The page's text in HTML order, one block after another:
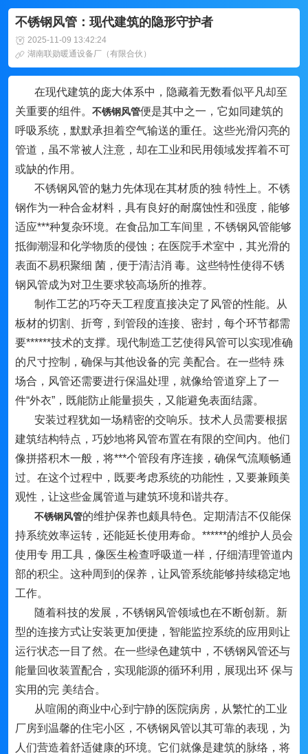
不锈钢风管：现代建筑的隐形守护者
2025-11-09 13:42:24
湖南联勋暖通设备厂（有限合伙）
在现代建筑的庞大体系中，隐藏着无数看似平凡却至
关重要的组件。 不锈钢风管便是其中之一，它如同建筑的
呼吸系统，默默承担着空气输送的重任。这些光滑闪亮的
管道，虽不常被人注意，却在工业和民用领域发挥着不可
或缺的作用。
不锈钢风管的魅力先体现在其材质的独 特性上。不锈
钢作为一种合金材料，具有良好的耐腐蚀性和强度，能够
适应***种复杂环境。在食品加工车间里，不锈钢风管能够
抵御潮湿和化学物质的侵蚀；在医院手术室中，其光滑的
表面不易积聚细 菌，便于清洁消 毒。这些特性使得不锈
钢风管成为对卫生要求较高场所的推荐。
制作工艺的巧夺天工程度直接决定了风管的性能。从
板材的切割、折弯，到管段的连接、密封，每个环节都需
要******技术的支撑。现代制造工艺使得风管可以实现准确
的尺寸控制，确保与其他设备的完 美配合。在一些特 殊
场合，风管还需要进行保温处理，就像给管道穿上了一
件“外衣”，既能防止能量损失，又能避免表面结露。
安装过程犹如一场精密的交响乐。技术人员需要根据
建筑结构特点，巧妙地将风管布置在有限的空间内。他们
像拼搭积木一般，将***个管段有序连接，确保气流顺畅通
过。在这个过程中，既要考虑系统的功能性，又要兼顾美
观性，让这些金属管道与建筑环境和谐共存。
不锈钢风管的维护保养也颇具特色。定期清洁不仅能保
持系统效率运转，还能延长使用寿命。******的维护人员会
使用专 用工具，像医生检查呼吸道一样，仔细清理管道内
部的积尘。这种周到的保养，让风管系统能够持续稳定地
工作。
随着科技的发展，不锈钢风管领域也在不断创新。新
型的连接方式让安装更加便捷，智能监控系统的应用则让
运行状态一目了然。在一些绿色建筑中，不锈钢风管还与
能量回收装置配合，实现能源的循环利用，展现出环 保与
实用的完 美结合。
从喧闹的商业中心到宁静的医院病房，从繁忙的工业
厂房到温馨的住宅小区，不锈钢风管以其可靠的表现，为
人们营造着舒适健康的环境。它们就像是建筑的脉络，将